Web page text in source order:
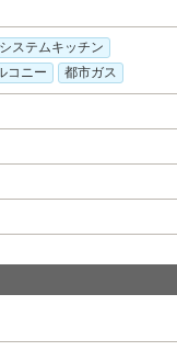
システムキッチン
コニー 都市ガス